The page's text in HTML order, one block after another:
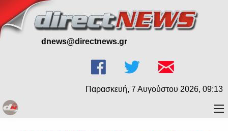
dnews@directnews.gr
Παρασκευή, 7 Αυγούστου 2026, 09:13